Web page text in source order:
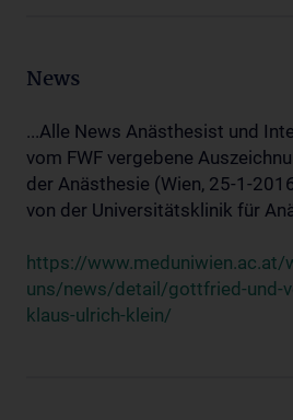
News
...Alle News Anästhesist und
vom FWF vergebene
der Anästhesie (Wien, 25-1-
von der Universitätsklinik für
https://www.meduniwien.ac.at/
uns/news/detail/gottfried-und-
klaus-ulrich-klein/